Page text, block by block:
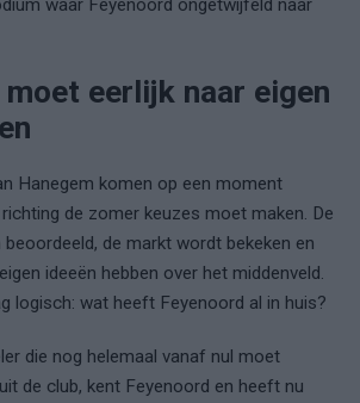
waar Feyenoord ongetwijfeld naar
moet eerlijk naar eigen
Hanegem komen op een moment
de zomer keuzes moet maken. De
de markt wordt bekeken en
ideeën hebben over het middenveld.
logisch: wat heeft Feyenoord al in huis?
die nog helemaal vanaf nul moet
de club, kent Feyenoord en heeft nu